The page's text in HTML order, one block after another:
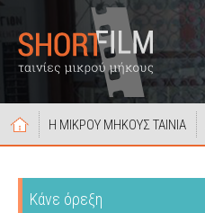
Η ΜΙΚΡΟΥ ΜΗΚΟΥΣ ΤΑΙΝΙΑ
Κάνε όρεξη